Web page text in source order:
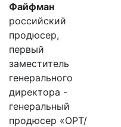
Файфман
российский
продюсер,
первый
заместитель
генерального
директора -
генеральный
продюсер «ОРТ/